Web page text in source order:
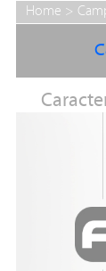
Home >